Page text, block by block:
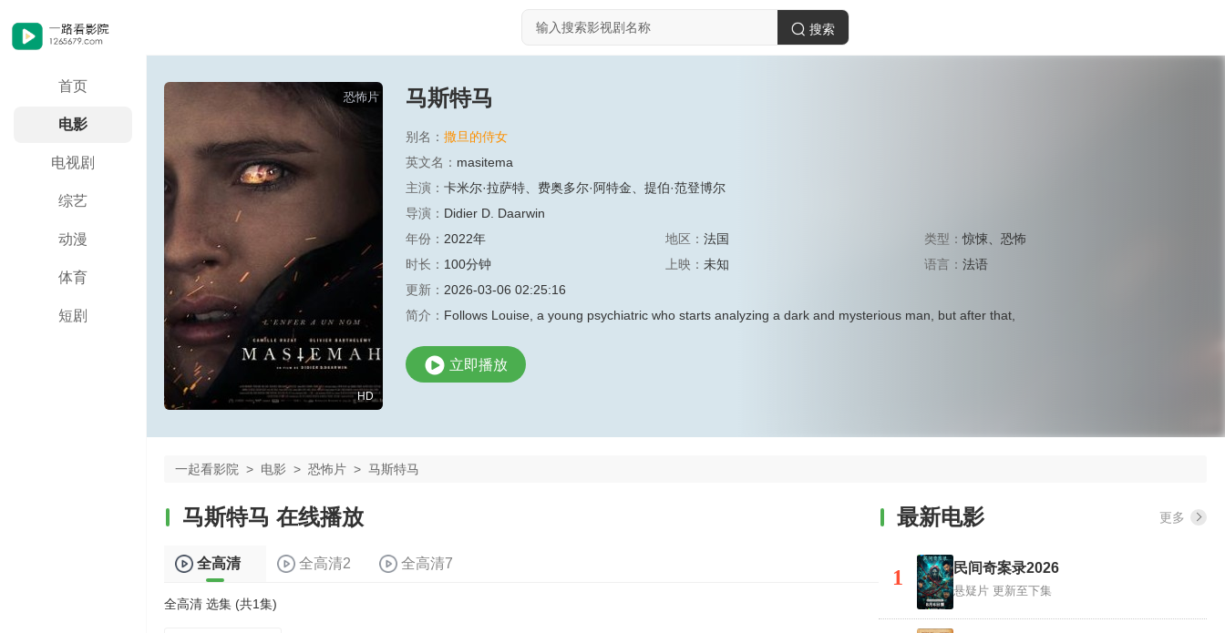
首页
电影
电视剧
综艺
动漫
体育
短剧
搜索
恐怖片
HD
马斯特马
别名： 撒旦的侍女
英文名： masitema
主演： 卡米尔·拉萨特 费奥多尔·阿特金
提伯·范登博尔
导演： Didier D. Daarwin
年份： 2022年 地区： 法国 类型：惊悚 、恐怖
时长： 100分钟 上映： 未知 语言：法语
更新： 2026-03-06 02:25:16
简介： Follows Louise, a young psychiatric who starts analyzing a dark and mysterious man, but after that,
立即播放
一起看影院 > 电影 > 恐怖片 > 马斯特马
马斯特马 在线播放
全高清 全高清2 全高清7
全高清 选集 (共1集)
最新电影 更多
1 民间奇案录2026
悬疑片 更新至下集